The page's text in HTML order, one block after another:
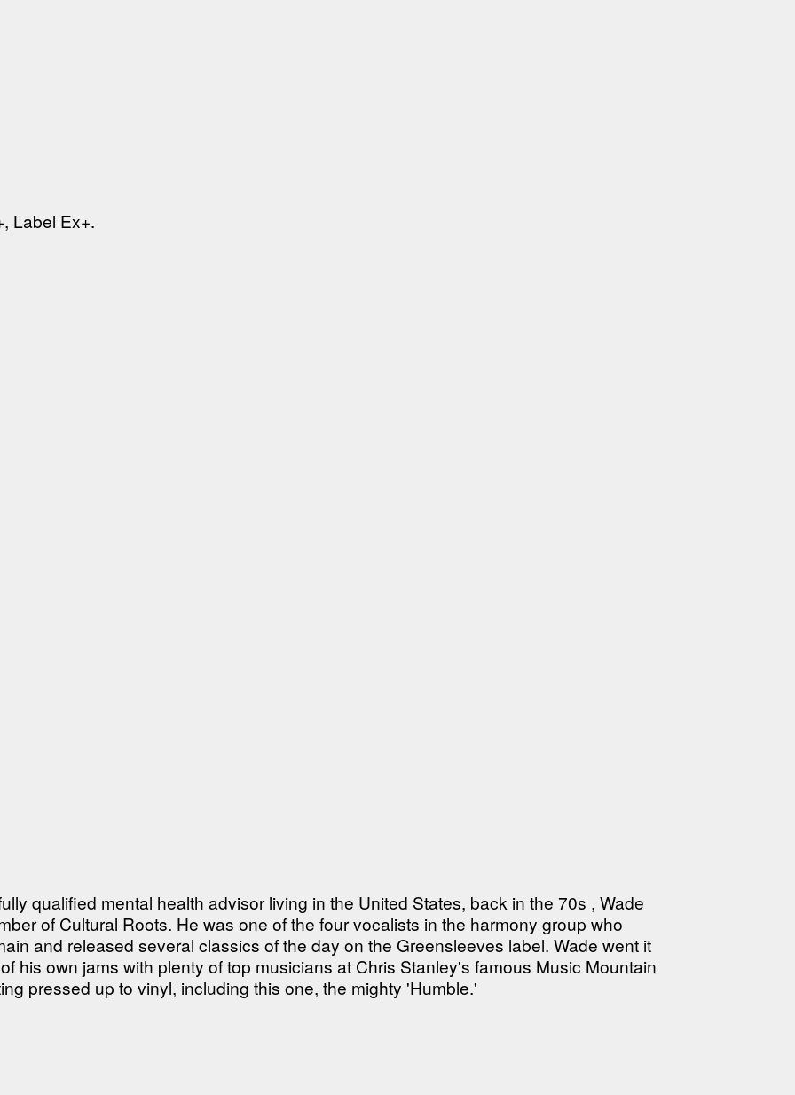
Label Ex+.
qualified mental health advisor living in the United States, back in the 70s , Wade
of Cultural Roots. He was one of the four vocalists in the harmony group who
and released several classics of the day on the Greensleeves label. Wade went it
his own jams with plenty of top musicians at Chris Stanley's famous Music Mountain
pressed up to vinyl, including this one, the mighty 'Humble.'